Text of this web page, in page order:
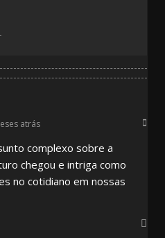
atrás
complexo sobre a
chegou e intriga como
no cotidiano em nossas